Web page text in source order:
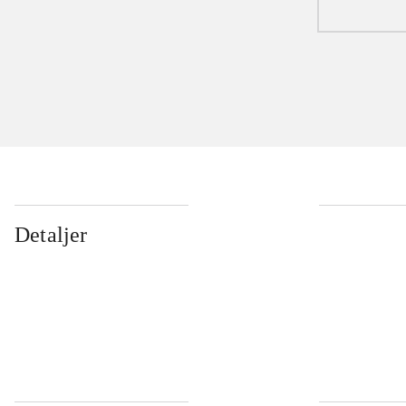
Detaljer